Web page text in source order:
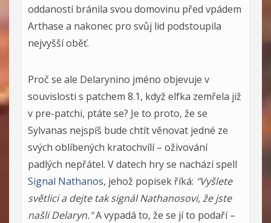
oddaností bránila svou domovinu před vpádem
Arthase a nakonec pro svůj lid podstoupila
nejvyšší oběť.
Proč se ale Delarynino jméno objevuje v
souvislosti s patchem 8.1, když elfka zemřela již
v pre-patchi, ptáte se? Je to proto, že se
Sylvanas nejspíš bude chtít věnovat jedné ze
svých oblíbených kratochvílí – oživování
padlých nepřátel. V datech hry se nachází spell
Signal Nathanos, jehož popisek říká: "Vyšlete
světlici a dejte tak signál Nathanosovi, že jste
našli Delaryn."A vypadá to, že se jí to podaří –